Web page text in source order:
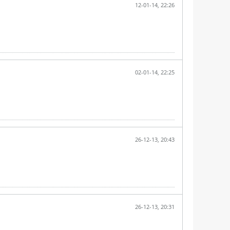
12-01-14, 22:26
02-01-14, 22:25
26-12-13, 20:43
26-12-13, 20:31